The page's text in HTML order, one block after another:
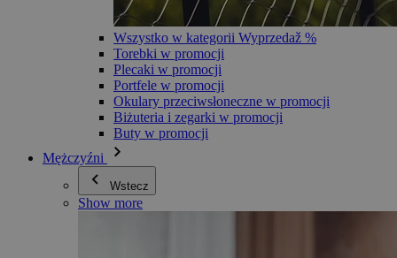
Wszystko w kategorii Wyprzedaž %
Torebki w promocji
Plecaki w promocji
Portfele w promocji
Okulary przeciwsłoneczne w promocji
Biżuteria i zegarki w promocji
Buty w promocji
Mężczyźni
Wstecz
Show more